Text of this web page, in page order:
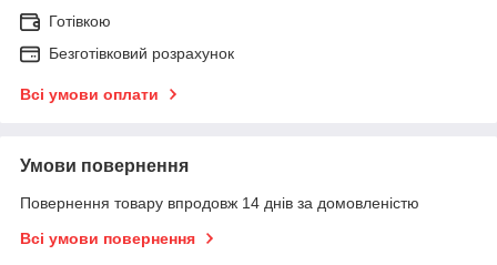
Готівкою
Безготівковий розрахунок
Всі умови оплати
Умови повернення
Повернення товару впродовж 14 днів за домовленістю
Всі умови повернення